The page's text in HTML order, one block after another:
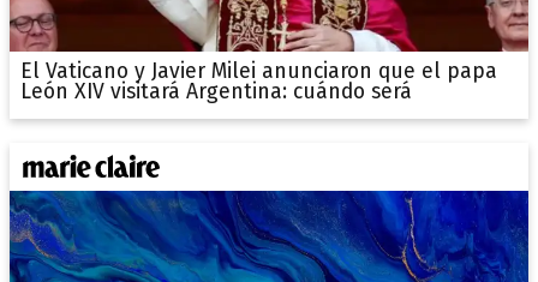
El Vaticano y Javier Milei anunciaron que el papa
León XIV visitará Argentina: cuándo será